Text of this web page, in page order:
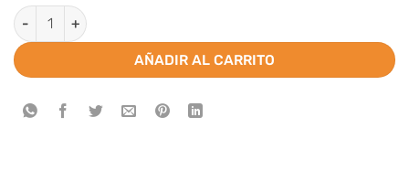
Cuadro altar/escritorio/velador Sagrada Familia cantidad
AÑADIR AL CARRITO